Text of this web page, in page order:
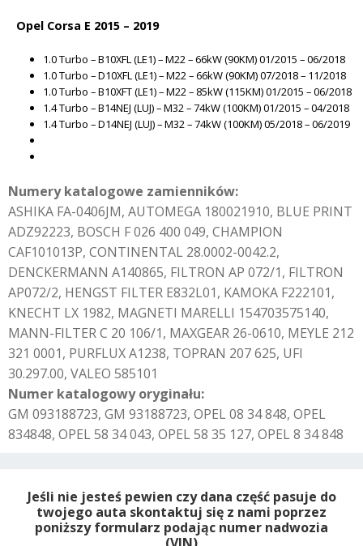
Opel Corsa E 2015 – 2019
1.0 Turbo – B10XFL (LE1) – M22 – 66kW (90KM) 01/2015 – 06/2018
1.0 Turbo – D10XFL (LE1) – M22 – 66kW (90KM) 07/2018 – 11/2018
1.0 Turbo – B10XFT (LE1) – M22 – 85kW (115KM) 01/2015 – 06/2018
1.4 Turbo – B14NEJ (LUJ) – M32 – 74kW (100KM) 01/2015 – 04/2018
1.4 Turbo – D14NEJ (LUJ) – M32 – 74kW (100KM) 05/2018 – 06/2019
Numery katalogowe zamienników:
ASHIKA FA-0406JM, AUTOMEGA 180021910, BLUE PRINT
ADZ92223, BOSCH F 026 400 049, CHAMPION
CAF101013P, CONTINENTAL 28.0002-0042.2,
DENCKERMANN A140865, FILTRON AP 072/1, FILTRON
AP072/2, HENGST FILTER E832L01, KAMOKA F222101,
KNECHT LX 1982, MAGNETI MARELLI 154703575140,
MANN-FILTER C 20 106/1, MAXGEAR 26-0610, MEYLE 212
321 0001, PURFLUX A1238, TOPRAN 207 625, UFI
30.297.00, VALEO 585101
Numer katalogowy oryginału:
GM 093188723, GM 93188723, OPEL 08 34 848, OPEL
834848, OPEL 58 34 043, OPEL 58 35 127, OPEL 8 34 848
Jeśli nie jesteś pewien czy dana część pasuje do
twojego auta skontaktuj się z nami poprzez
poniższy formularz podając numer nadwozia
(VIN)